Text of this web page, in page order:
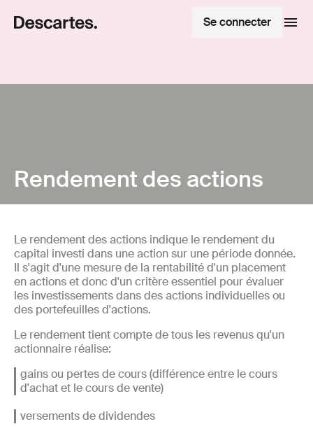
Se connecter
Rendement des actions
Le rendement des actions indique le rendement du
capital investi dans une action sur une période donnée.
Il s'agit d'une mesure de la rentabilité d'un placement
en actions et donc d'un critère essentiel pour évaluer
les investissements dans des actions individuelles ou
des portefeuilles d'actions.
Le rendement tient compte de tous les revenus qu'un
actionnaire réalise:
gains ou pertes de cours (différence entre le cours
d'achat et le cours de vente)
versements de dividendes